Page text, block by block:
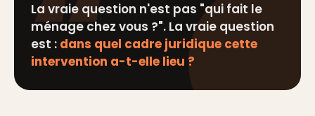
La vraie question n'est pas "qui fait le
ménage chez vous ?". La vraie question
est : dans quel cadre juridique cette
intervention a-t-elle lieu ?